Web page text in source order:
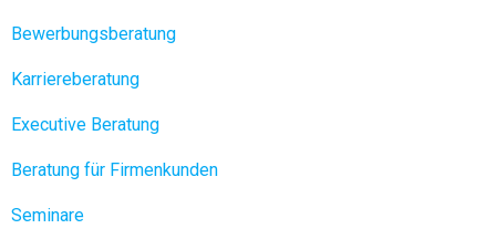
Bewerbungsberatung
Karriereberatung
Executive Beratung
Beratung für Firmenkunden
Seminare